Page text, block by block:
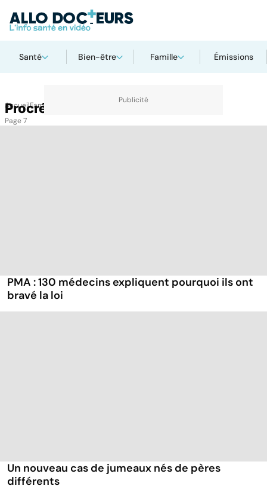
Santé Bien-être Famille Émissions
AccueilFamille
Procréation
Page 7
PMA : 130 médecins expliquent pourquoi ils ont
bravé la loi
Un nouveau cas de jumeaux nés de pères
différents